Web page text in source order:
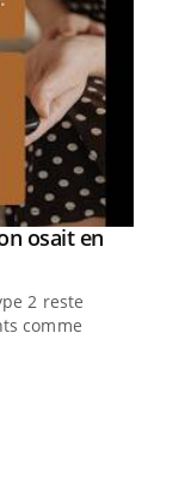
osait en
2 reste
comme